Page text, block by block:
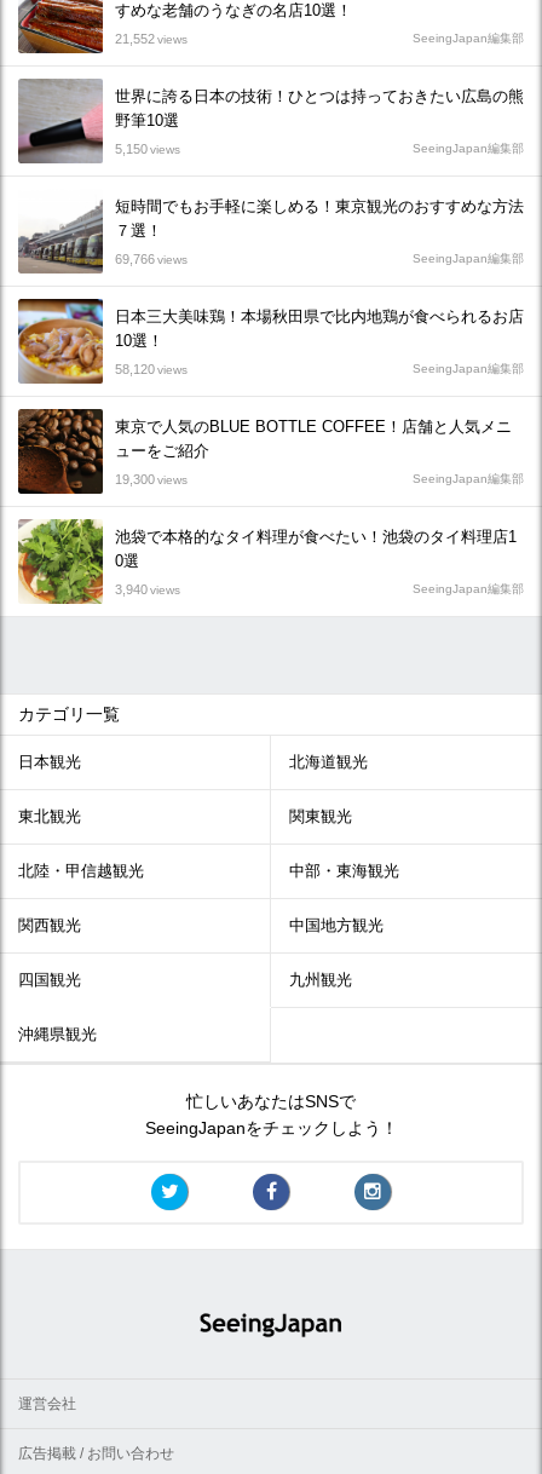
すめな老舗のうなぎの名店10選！
21,552views SeeingJapan編集部
世界に誇る日本の技術！ひとつは持っておきたい広島の熊
野筆10選
5,150views SeeingJapan編集部
短時間でもお手軽に楽しめる！東京観光のおすすめな方法
７選！
69,766views SeeingJapan編集部
日本三大美味鶏！本場秋田県で比内地鶏が食べられるお店
10選！
58,120views SeeingJapan編集部
東京で人気のBLUE BOTTLE COFFEE！店舗と人気メニ
ューをご紹介
19,300views SeeingJapan編集部
池袋で本格的なタイ料理が食べたい！池袋のタイ料理店1
0選
3,940views SeeingJapan編集部
カテゴリ一覧
日本観光 北海道観光
東北観光 関東観光
北陸・甲信越観光 中部・東海観光
関西観光 中国地方観光
四国観光 九州観光
沖縄県観光
忙しいあなたはSNSで
SeeingJapanをチェックしよう！
運営会社
広告掲載 / お問い合わせ